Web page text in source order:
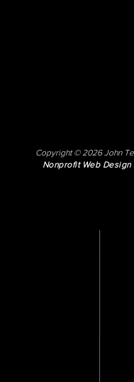
Copyright © 2026 John
Nonprofit Web Design